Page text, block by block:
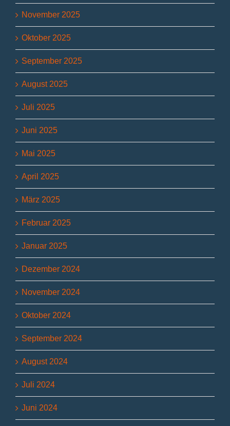
November 2025
Oktober 2025
September 2025
August 2025
Juli 2025
Juni 2025
Mai 2025
April 2025
März 2025
Februar 2025
Januar 2025
Dezember 2024
November 2024
Oktober 2024
September 2024
August 2024
Juli 2024
Juni 2024